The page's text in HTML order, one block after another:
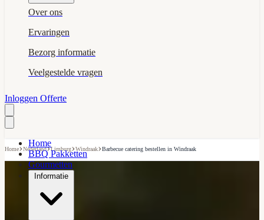
Over ons
Ervaringen
Bezorg informatie
Veelgestelde vragen
Inloggen Offerte
Home
BBQ Pakketten
Gourmetten
Informatie
Home›Nederland›Limburg›Windraak›Barbecue catering bestellen in Windraak